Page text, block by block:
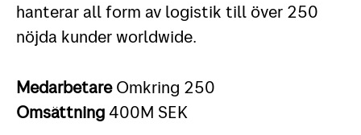
hanterar all form av logistik till över 250
nöjda kunder worldwide.
MedarbetareOmkring 250
Omsättning400M SEK